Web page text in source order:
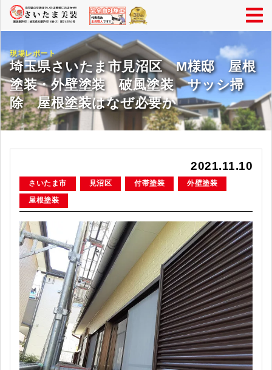
現場レポート
埼玉県さいたま市見沼区 M様邸 屋根
塗装・外壁塗装 破風塗装 サッシ掃
除 屋根塗装はなぜ必要か
2021.11.10
さいたま市 見沼区 付帯塗装
外壁塗装
屋根塗装